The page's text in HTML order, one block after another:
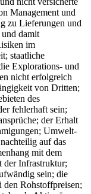
Management und
zu Lieferungen und
damit
im
staatliche
Explorations- und
nicht erfolgreich
von Dritten;
des
fehlerhaft sein;
der Erhalt
Umwelt-
auf das
mit dem
der Infrastruktur;
sein; die
den Rohstoffpreisen;